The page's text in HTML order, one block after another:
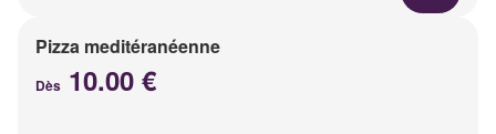
Pizza meditéranéenne
Dès 10.00 €